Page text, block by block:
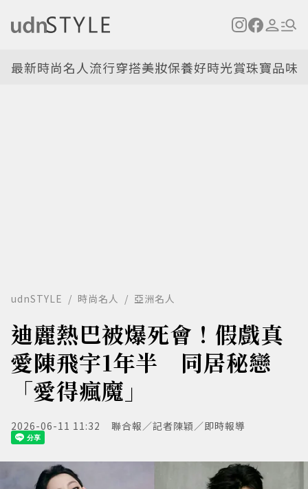
最新時尚名人流行穿搭美妝保養好時光賞珠寶品味
udnSTYLE 時尚名人 亞洲名人
迪麗熱巴被爆死會！假戲真
愛陳飛宇1年半 同居秘戀
「愛得瘋魔」
2026-06-11 11:32 聯合報／記者陳穎／即時報導